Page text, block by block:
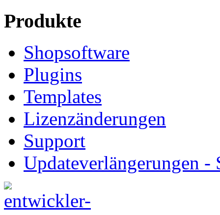
Produkte
Shopsoftware
Plugins
Templates
Lizenzänderungen
Support
Updateverlängerungen -